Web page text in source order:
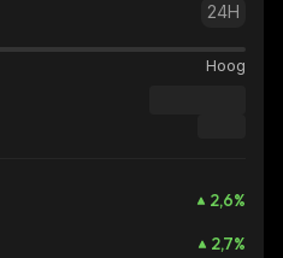
24H
Hoog
2,6%
2,7%